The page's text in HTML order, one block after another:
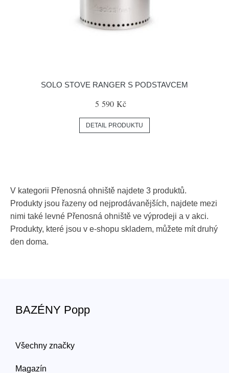
SOLO STOVE RANGER S PODSTAVCEM
5 590 Kč
DETAIL PRODUKTU
V kategorii Přenosná ohniště najdete 3 produktů.
Produkty jsou řazeny od nejprodávanějších, najdete mezi
nimi také levné Přenosná ohniště ve výprodeji a v akci.
Produkty, které jsou v e-shopu skladem, můžete mít druhý
den doma.
BAZÉNY Popp
Všechny značky
Magazín